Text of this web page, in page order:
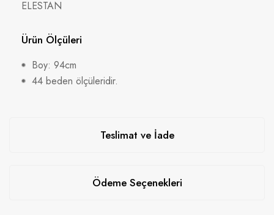
ELESTAN
Ürün Ölçüleri
Boy: 94cm
44 beden ölçüleridir.
Teslimat ve İade
Ödeme Seçenekleri